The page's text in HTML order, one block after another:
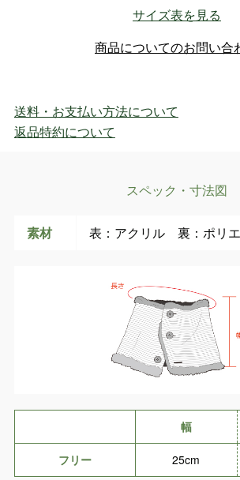
サイズ表を見る
商品についてのお問い合
送料・お支払い方法について
返品特約について
スペック・寸法図
素材 表：アクリル 裏：ポリ
幅
フリー 25cm